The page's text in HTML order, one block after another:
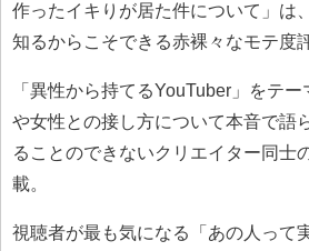
作ったイキりが居た件について」は
知るからこそできる赤裸々なモテ度
「異性から持てるYouTuber」をテ
や女性との接し方について本音で語
ることのできないクリエイター同士
載。
視聴者が最も気になる「あの人って